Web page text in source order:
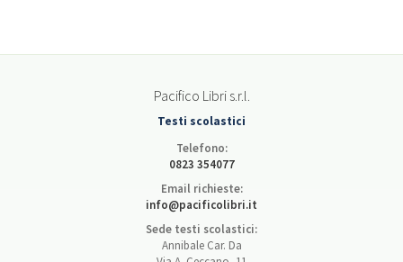
Pacifico Libri s.r.l.
Testi scolastici
Telefono:
0823 354077
Email richieste:
info@pacificolibri.it
Sede testi scolastici:
Annibale Car. Da